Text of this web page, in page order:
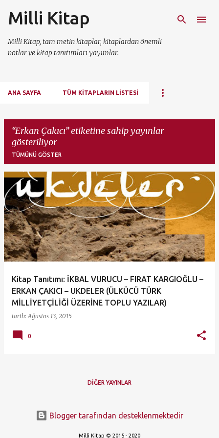
Milli Kitap
Milli Kitap, tam metin kitaplar, kitaplardan önemli
notlar ve kitap tanıtımları yayımlar.
ANA SAYFA TÜM KITAPLARIN LISTESI
Erkan Çakıcı etiketine sahip yayınlar
gösteriliyor
TÜMÜNÜ GÖSTER
K
a
y
t
Kitap Tanıtımı: İKBAL VURUCU – FIRAT KARGIOĞLU –
ERKAN ÇAKICI – UKDELER (ÜLKÜCÜ TÜRK
MİLLİYETÇİLİĞİ ÜZERİNE TOPLU YAZILAR)
tarih:Ağustos 13, 2015
0
DIĞER YAYINLAR
Blogger tarafından desteklenmektedir
Milli Kitap © 2015 - 2020